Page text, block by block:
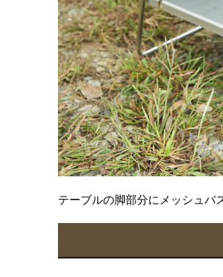
テーブルの脚部分にメッシュバ